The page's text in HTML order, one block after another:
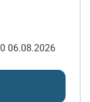
06.08.2026